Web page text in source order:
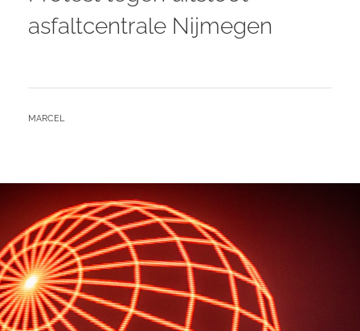
asfaltcentrale Nijmegen
BY
MARCEL